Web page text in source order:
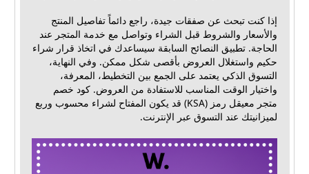
إذا كنت تبحث عن صفقات جيدة، راجع دائماً تفاصيل المنتج
والأسعار والشروط قبل الشراء وتواصل مع خدمة المتجر عند
الحاجة. تطبيق النصائح السابقة سيساعدك في اتخاذ قرار شراء
حكيم واستغلال العروض بأقصى شكل ممكن. وفي النهاية،
التسوق الذكي يعتمد على الجمع بين التخطيط، المعرفة،
واختيار الوقت المناسب للاستفادة من العروض. كود خصم
متجر معيقل رمز (KSA) قد يكون المفتاح لشراء محسوب وربع
لميزانيتك عند التسوق عبر الإنترنت.